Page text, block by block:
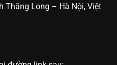
Thăng Long – Hà Nội, Việt